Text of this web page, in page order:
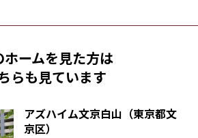
ホームを見た方は
らも見ています
アズハイム文京白山（東京都文
京区）